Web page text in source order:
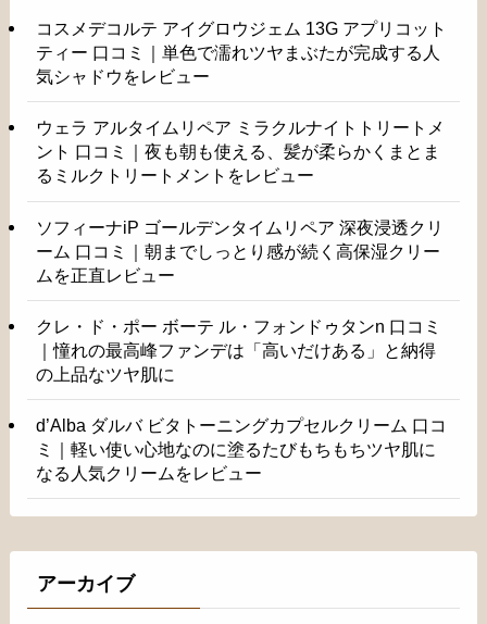
コスメデコルテ アイグロウジェム 13G アプリコット
ティー 口コミ｜単色で濡れツヤまぶたが完成する人
気シャドウをレビュー
ウェラ アルタイムリペア ミラクルナイトトリートメ
ント 口コミ｜夜も朝も使える、髪が柔らかくまとま
るミルクトリートメントをレビュー
ソフィーナiP ゴールデンタイムリペア 深夜浸透クリ
ーム 口コミ｜朝までしっとり感が続く高保湿クリー
ムを正直レビュー
クレ・ド・ポー ボーテ ル・フォンドゥタンn 口コミ
｜憧れの最高峰ファンデは「高いだけある」と納得
の上品なツヤ肌に
d’Alba ダルバ ビタトーニングカプセルクリーム 口コ
ミ｜軽い使い心地なのに塗るたびもちもちツヤ肌に
なる人気クリームをレビュー
アーカイブ